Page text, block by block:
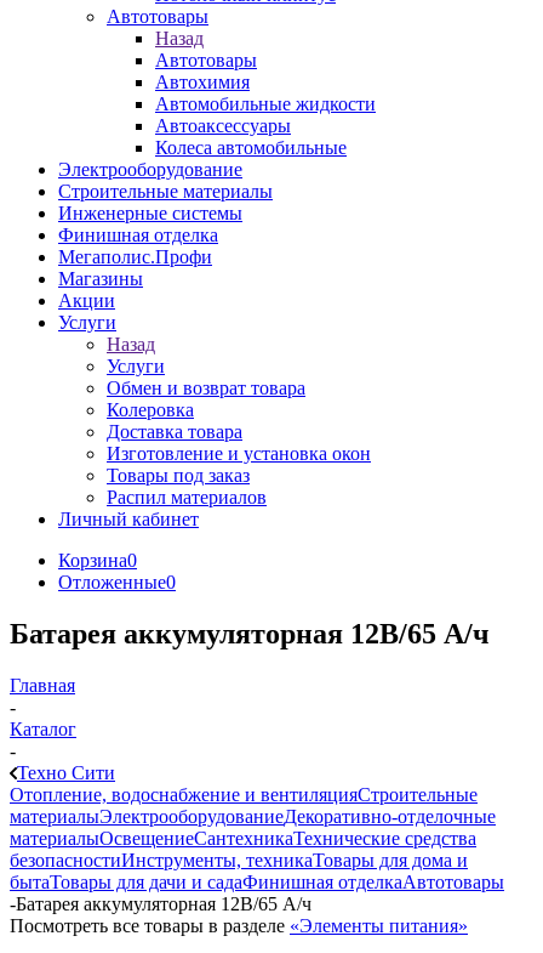
Автотовары
Назад
Автотовары
Автохимия
Автомобильные жидкости
Автоаксессуары
Колеса автомобильные
Электрооборудование
Строительные материалы
Инженерные системы
Финишная отделка
Мегаполис.Профи
Магазины
Акции
Услуги
Назад
Услуги
Обмен и возврат товара
Колеровка
Доставка товара
Изготовление и установка окон
Товары под заказ
Распил материалов
Личный кабинет
Корзина0
Отложенные0
Батарея аккумуляторная 12В/65 А/ч
Главная
-
Каталог
-
Техно Сити
Отопление, водоснабжение и вентиляцияСтроительные
материалыЭлектрооборудованиеДекоративно-отделочные
материалыОсвещениеСантехникаТехнические средства
безопасностиИнструменты, техникаТовары для дома и
бытаТовары для дачи и садаФинишная отделкаАвтотовары
-Батарея аккумуляторная 12В/65 А/ч
Посмотреть все товары в разделе «Элементы питания»